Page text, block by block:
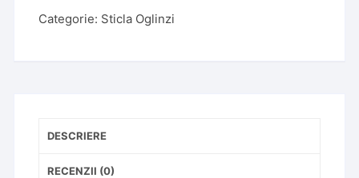
Daily,2006-
sticla
panoramic,
Categorie: Sticla Oglinzi
DESCRIERE
RECENZII (0)